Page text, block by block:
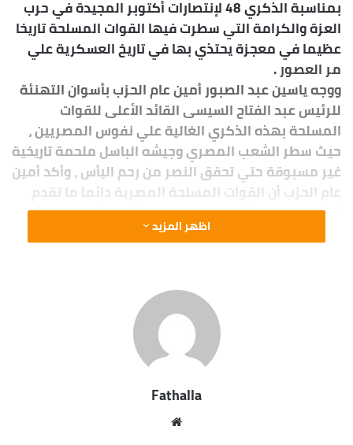
بمناسبة الذكري 48 لإنتصارات أكتوبر المجيدة في حرب
العزة والكرامة التي سطرت فيها القوات المسلحة تاريخا
عظيما في معجزة يحتذي بها في تاريخ العسكرية علي
مر العصور .
ووجه ياسين عبد الصبور أمين عام الحزب بأسوان التهنئة
للرئيس عبد الفتاح السيسى القائد الأعلى للقوات
المسلحة بهذه الذكري الغالية علي نفوس المصريين ،
حيث سطر الشعب المصري وجيشه الباسل ملحمة تاريخية
غير مسبوقة حتي تحقق النصر من رحم اليأس ، وأكد أمين
عام الحزب أن القوات المسلحة المصرية دائما ما تقدم
أروع البطولات وأغلي التضحيات من أجل هذا الوطن
البواسل أعظم الانتصارات الحربية وسطروا خلالها بطولات
وأمجاد ستظل خالدة أمد الدهر ، فهم دائما وأبدا الدرع
الواقي للشعب المصري .
وكانت أمانة حزب حماة الوطن قد شاركت في احتفالات
الآلاف من الهدايا والكراتين الغذائية في الأحياء الشعبية
عن طريق جمعيات تنمية المجتمع ، وشارك في هذا
اظهر المزيد
Fathalla